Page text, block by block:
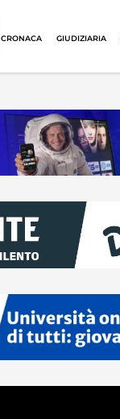
CRONACA GIUDIZIARIA